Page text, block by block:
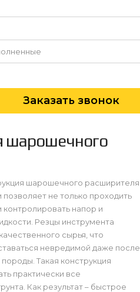
Заказать звонок
шарошечного
шарошечного расширителя
не только проходить
контролировать напор и
Резцы инструмента
сырья, что
невредимой даже после
Такая конструкция
практически все
Как результат – быстрое